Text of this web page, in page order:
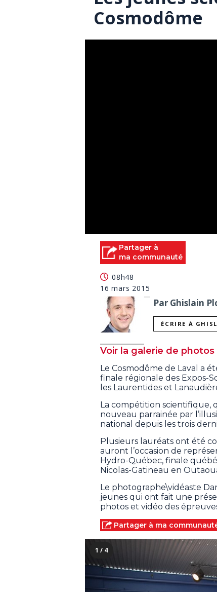
Cosmodôme
seconds
secondsVolume
Partager à
ma communauté
08h48
16 mars 2015
Par Ghislain
ÉCRIRE À
Voir la galerie de photos
Le Cosmodôme de Laval a
finale régionale des Expos-
les Laurentides et
La compétition scientifique,
nouveau parrainée par
national depuis les trois
Plusieurs lauréats ont été
auront l’occasion de
Hydro-Québec, finale
Nicolas-Gatineau en
Le photographe\vidéaste
jeunes qui ont fait une
photos et vidéo des
Partager à ma
1 / 4